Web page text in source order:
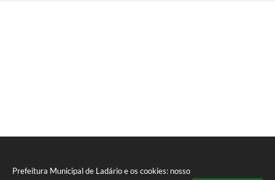
Prefeitura Municipal de Ladário e os cookies: nosso